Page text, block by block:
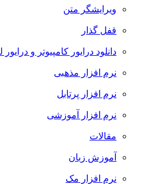
ویرایشگر متن
قفل گذار
دانلود درایور کامپیوتر و درایور لپ تاپ
نرم افزار مذهبی
نرم افزار پرتابل
نرم افزار آموزشی
مقالات
آموزش زبان
نرم افزار مک